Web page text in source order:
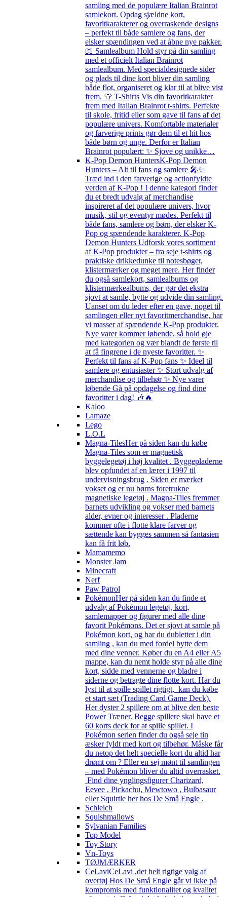
samling med de populære Italian Brainrot
samlekort. Opdag sjældne kort,
favoritkarakterer og overraskende designs
– perfekt til både samlere og fans, der
elsker spændingen ved at åbne nye pakker.
📖 Samlealbum Hold styr på din samling
med et officielt Italian Brainrot
samlealbum. Med specialdesignede sider
og plads til dine kort bliver din samling
både flot, organiseret og klar til at blive vist
frem. 👕 T-Shirts Vis din favoritkarakter
frem med Italian Brainrot t-shirts. Perfekte
til skole, fritid eller som gave til fans af det
populære univers. Komfortable materialer
og farverige prints gør dem til et hit hos
både børn og unge. Derfor er Italian
Brainrot populært: ✨ Sjove og unikke…
K-Pop Demon HuntersK-Pop Demon
Hunters – Alt til fans og samlere 🎤✨
Træd ind i den farverige og actionfyldte
verden af K-Pop ! I denne kategori finder
du et bredt udvalg af merchandise
inspireret af det populære univers, hvor
musik, stil og eventyr mødes. Perfekt til
både fans, samlere og børn, der elsker K-
Pop og spændende karakterer. K-Pop
Demon Hunters Udforsk vores sortiment
af K-Pop produkter – fra seje t-shirts og
praktiske drikkedunke til notesbøger,
klistermærker og meget mere. Her finder
du også samlekort, samlealbums og
klistermærkealbums, der gør det ekstra
sjovt at samle, bytte og udvide din samling.
Uanset om du leder efter en gave, noget til
samlingen eller nyt favoritmerchandise, har
vi masser af spændende K-Pop produkter.
Nye varer kommer løbende, så hold øje
med kategorien og vær blandt de første til
at få fingrene i de nyeste favoritter. ✨
Perfekt til fans af K-Pop fans ✨ Ideel til
samlere og entusiaster ✨ Stort udvalg af
merchandise og tilbehør ✨ Nye varer
løbende Gå på opdagelse og find dine
favoritter i dag! 🎶🔥
Kaloo
Lamaze
Lego
L.O.L
Magna-TilesHer på siden kan du købe
Magna-Tiles som er magnetisk
byggelegetøj i høj kvalitet . Byggepladerne
blev opfundet af en lærer i 1997 til
undervisningsbrug . Siden er mærket
vokset og er nu børns foretrukne
magnetiske legetøj . Magna-Tiles fremmer
barnets udvikling og vokser med barnets
alder, evner og interesser . Pladerne
kommer ofte i flotte klare farver og
sættende kan bygges sammen så fantasien
kan få frit løb.
Mamamemo
Monster Jam
Minecraft
Nerf
Paw Patrol
PokémonHer på siden kan du finde et
udvalg af Pokémon legetøj, kort,
samlemapper og figurer med alle dine
favorit Pokémons. Det er sjovt at samle på
Pokémon kort, og har du dubletter i din
samling , kan du med fordel bytte dem
med dine venner. Køber du en A4 eller A5
mappe, kan du nemt holde styr på alle dine
kort, sidde med vennerne og bladre i
siderne og betragte dine flotte kort. Har du
lyst til at spille spillet rigtigt, kan du købe
et start sæt (Trading Card Game Deck).
Her dyster 2 spillere om at blive den beste
Power Træner. Begge spillere skal have et
60 korts deck for at spille spillet. I
Pokémon serien finder du også seje tin
æsker fyldt med kort og tilbehør. Måske får
du netop det helt specielle kort du altid har
drømt om ? Eller en sej mønt til samlingen
– med Pokémon bliver du altid overrasket.
Find dine ynglingsfigurer Charizard,
Eevee , Pickachu, Mewtowo , Bulbasaur
eller Squirtle her hos De Små Engle .
Schleich
Squishmallows
Sylvanian Families
Top Model
Toy Story
Vn-Toys
TØJMÆRKER
CeLaviCeLavi ,det helt rigtige valg af
overtøj Hos De Små Engle går vi ikke på
kompromis med funktionalitet og kvalitet